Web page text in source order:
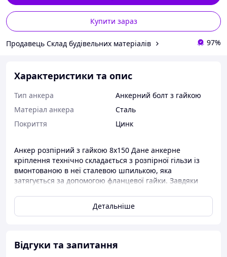
Купити зараз
Продавець Склад будівельних матеріалів 97%
Характеристики та опис
Тип анкера
Анкерний болт з гайкою
Матеріал анкера
Сталь
Покриття
Цинк
Анкер розпірний з гайкою 8х150 Дане анкерне
кріплення технічно складається з розпірної гільзи із
вмонтованою в неї сталевою шпилькою, яка
затягується за допомогою фланцевої гайки. Завдяки
частину. Однорозпірні анкери застосовуються для
монтажу важких та масивних конструкцій з металу та
Вони широко використовуються не тільки в процесі
будівництва будівель, а й у побуті, коли до цегляних
Детальніше
Відгуки та запитання